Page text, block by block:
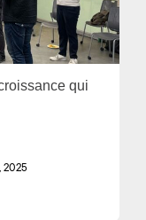
qui
2025